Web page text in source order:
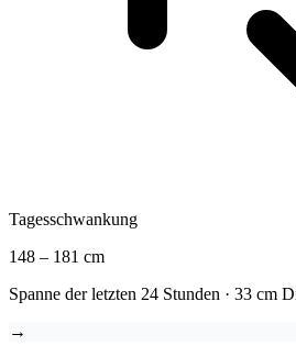
Tagesschwankung
148 – 181 cm
Spanne der letzten 24 Stunden · 33 cm
→